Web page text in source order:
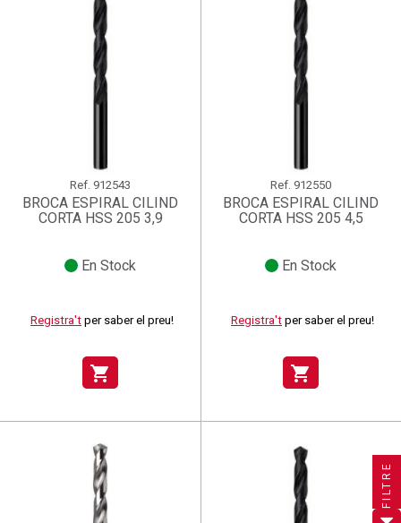
Afegir a la llista de desitjos
Crear una llista de desitjos
Nom de la llista de desitjos
((title))
Connectar-se
Cal que connecteu per a desar els productes a la vostra
((title))
((title))
Ref. 912543
BROCA ESPIRAL CILIND
CORTA HSS 205 3,9
En Stock
Registra't per saber el preu!
shopping_cart
Ref. 912550
BROCA ESPIRAL CILIND
CORTA HSS 205 4,5
En Stock
Registra't per saber el preu!
shopping_cart
FILTRE